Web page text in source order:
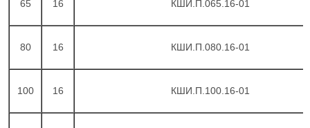
65 16 КШИ.П.065.16-01
80 16 КШИ.П.080.16-01
100 16 КШИ.П.100.16-01